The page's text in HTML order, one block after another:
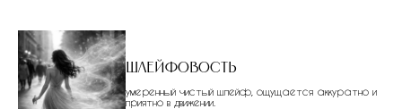
Шлейфовость
умеренный чистый шлейф, ощущается аккуратно и
приятно в движении.